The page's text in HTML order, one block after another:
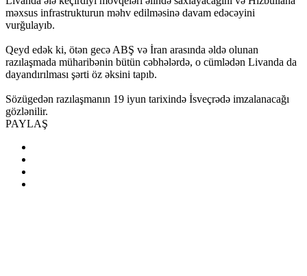
məxsus infrastrukturun məhv edilməsinə davam edəcəyini
vurğulayıb.
Qeyd edək ki, ötən gecə ABŞ və İran arasında əldə olunan
razılaşmada müharibənin bütün cəbhələrdə, o cümlədən Livanda da
dayandırılması şərti öz əksini tapıb.
Sözügedən razılaşmanın 19 iyun tarixində İsveçrədə imzalanacağı
gözlənilir.
PAYLAŞ